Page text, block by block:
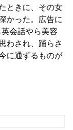
ときに、その女
かった。広告に
会話やら美容
わされ、踊らさ
に通ずるものが